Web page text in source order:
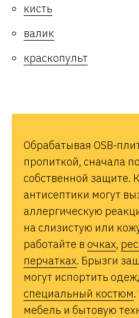
кисть
валик
краскопульт
Обрабатывая OSB-
пропиткой, сначала
собственной защите.
антисептики могут
аллергическую
на слизистую или
работайте в очках,
перчатках. Брызги
могут испортить
специальный костюм
мебель и бытовую